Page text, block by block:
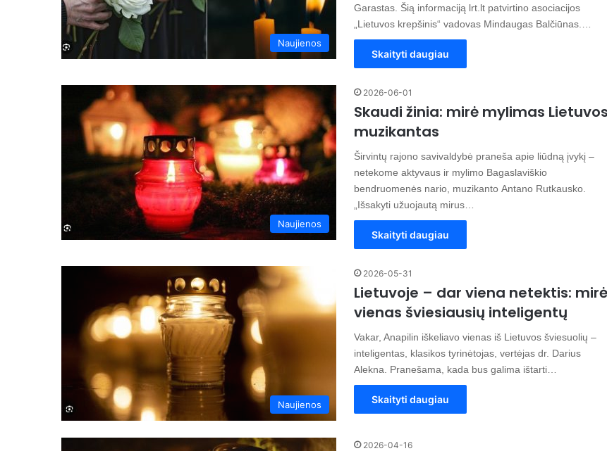
Naujienos
Garastas. Šią informaciją lrt.lt patvirtino asociacijos
„Lietuvos krepšinis“ vadovas Mindaugas Balčiūnas.…
Skaityti daugiau
Naujienos
2026-06-01
Skaudi žinia: mirė mylimas Lietuvos
muzikantas
Širvintų rajono savivaldybė praneša apie liūdną įvykį –
netekome aktyvaus ir mylimo Bagaslaviškio
bendruomenės nario, muzikanto Antano Rutkausko.
„Išsakyti užuojautą mirus…
Skaityti daugiau
Naujienos
2026-05-31
Lietuvoje – dar viena netektis: mirė
vienas šviesiausių inteligentų
Vakar, Anapilin iškeliavo vienas iš Lietuvos šviesuolių –
inteligentas, klasikos tyrinėtojas, vertėjas dr. Darius
Alekna. Pranešama, kada bus galima ištarti…
Skaityti daugiau
2026-04-16